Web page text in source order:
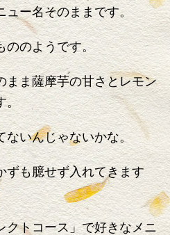
ュー名そのままです。
ののようです。
まま薩摩芋の甘さとレモン
。
ないんじゃないかな。
ずも臆せず入れてきます
クトコース」で好きなメニ